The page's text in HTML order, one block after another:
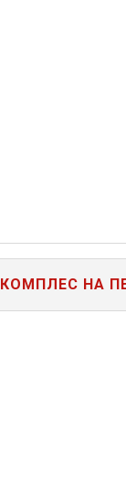
КОМПЛЕС НА